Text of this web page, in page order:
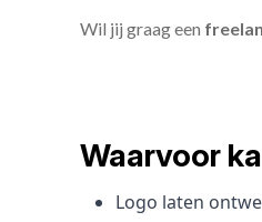
Wil jij graag een
Waarvoor
Logo laten